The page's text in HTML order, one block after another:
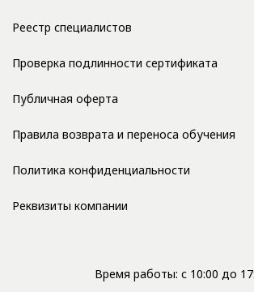
Реестр специалистов
Проверка подлинности сертификата
Публичная оферта
Правила возврата и переноса обучения
Политика конфиденциальности
Реквизиты компании
Время работы: с 10:00 до